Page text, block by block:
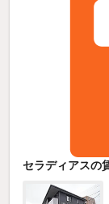
セラディアスの